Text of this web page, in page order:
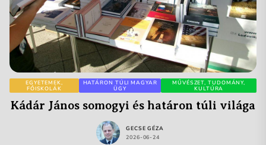
EGYETEMEK,
FŐISKOLÁK
HATÁRON TÚLI MAGYAR
ÜGY
MŰVÉSZET, TUDOMÁNY,
KULTÚRA
Kádár János somogyi és határon túli világa
GECSE GÉZA
2026-06-24